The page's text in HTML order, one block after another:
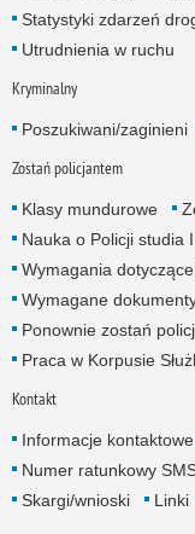
Statystyki zdarzeń
Utrudnienia w ruchu
Kryminalny
Poszukiwani/zaginieni
Zostań policjantem
Klasy mundurowe
Nauka o Policji studia
Wymagania
Wymagane
Ponownie zostań
Praca w Korpusie
Kontakt
Informacje kontaktowe
Numer ratunkowy
Skargi/wnioski
Linki